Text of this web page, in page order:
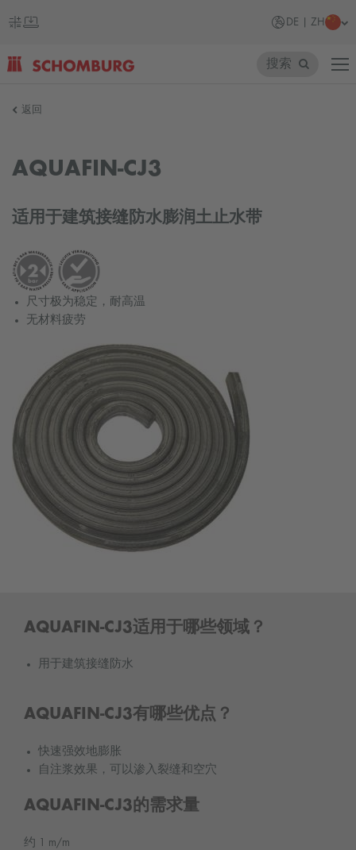
DE | ZH
国
搜索
返回
AQUAFIN-CJ3
适用于建筑接缝防水膨润土止水带
尺寸极为稳定，耐高温
无材料疲劳
AQUAFIN-CJ3适用于哪些领域？
用于建筑接缝防水
AQUAFIN-CJ3有哪些优点？
快速强效地膨胀
自注浆效果，可以渗入裂缝和空穴
AQUAFIN-CJ3的需求量
约 1 m/m